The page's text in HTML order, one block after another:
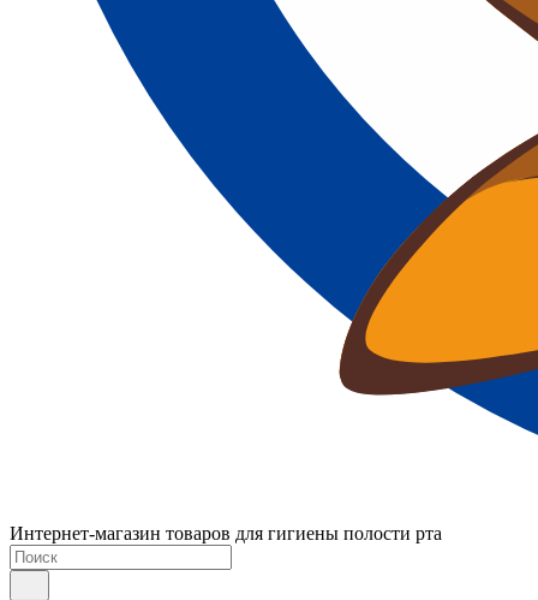
Интернет-магазин товаров для гигиены полости рта